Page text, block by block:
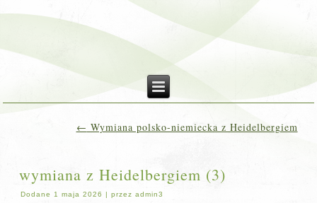
← Wymiana polsko-niemiecka z Heidelbergiem
wymiana z Heidelbergiem (3)
Dodane 1 maja 2026 |przez admin3